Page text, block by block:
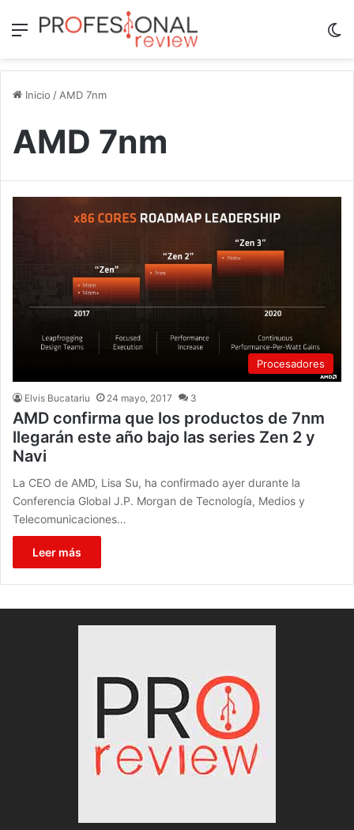
Menú
Inicio /AMD 7nm
AMD 7nm
Procesadores
Elvis Bucatariu 24 mayo, 2017 3
AMD confirma que los productos de 7nm
llegarán este año bajo las series Zen 2 y
Navi
La CEO de AMD, Lisa Su, ha confirmado ayer durante la
Conferencia Global J.P. Morgan de Tecnología, Medios y
Telecomunicaciones…
Leer más